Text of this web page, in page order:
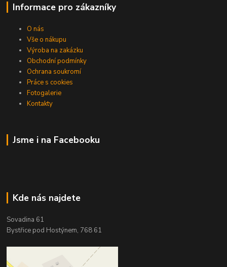
Informace pro zákazníky
O nás
Vše o nákupu
Výroba na zakázku
Obchodní podmínky
Ochrana soukromí
Práce s cookies
Fotogalerie
Kontakty
Jsme i na Facebooku
Kde nás najdete
Sovadina 61
Bystřice pod Hostýnem, 768 61